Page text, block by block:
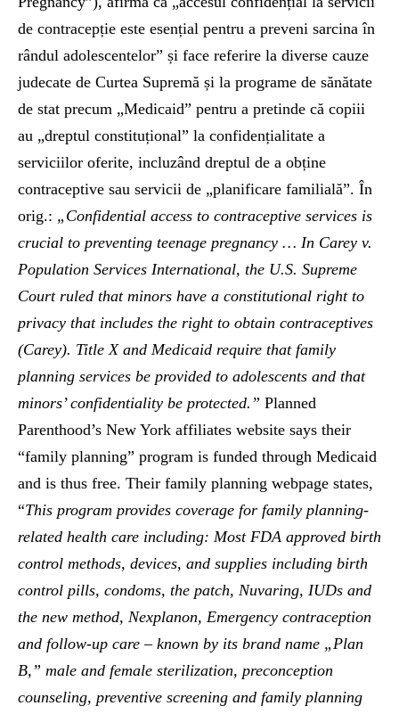
de contracepție este esențial pentru a preveni sarcina în
rândul adolescentelor” și face referire la diverse cauze
judecate de Curtea Supremă și la programe de sănătate
de stat precum „Medicaid” pentru a pretinde că copiii
au „dreptul constituțional” la confidențialitate a
serviciilor oferite, incluzând dreptul de a obține
contraceptive sau servicii de „planificare familială”. În
orig.: „Confidential access to contraceptive services is
crucial to preventing teenage pregnancy … In Carey v.
Population Services International, the U.S. Supreme
Court ruled that minors have a constitutional right to
privacy that includes the right to obtain contraceptives
(Carey). Title X and Medicaid require that family
planning services be provided to adolescents and that
minors’ confidentiality be protected.” Planned
Parenthood’s New York affiliates website says their
“family planning” program is funded through Medicaid
and is thus free. Their family planning webpage states,
“This program provides coverage for family planning-
related health care including: Most FDA approved birth
control methods, devices, and supplies including birth
control pills, condoms, the patch, Nuvaring, IUDs and
the new method, Nexplanon, Emergency contraception
and follow-up care – known by its brand name „Plan
B,” male and female sterilization, preconception
counseling, preventive screening and family planning